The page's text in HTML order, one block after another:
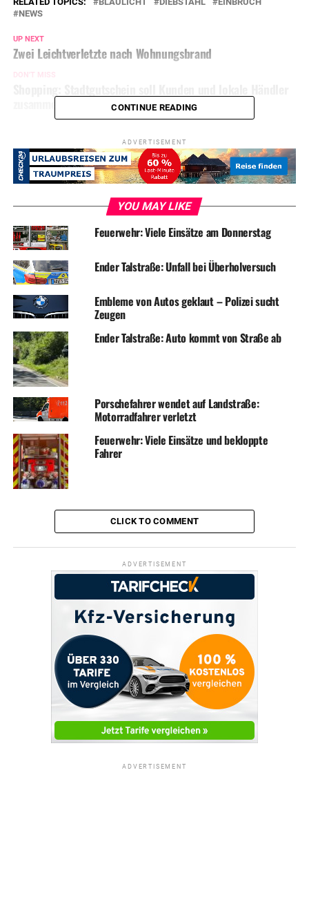
NEWS
UP NEXT
Zwei Leichtverletzte nach Wohnungsbrand
DON'T MISS
zusammenbringen
CONTINUE READING
ADVERTISEMENT
YOU MAY LIKE
Feuerwehr: Viele Einsätze am Donnerstag
Ender Talstraße: Unfall bei Überholversuch
Embleme von Autos geklaut – Polizei sucht
Zeugen
Ender Talstraße: Auto kommt von Straße ab
Porschefahrer wendet auf Landstraße:
Motorradfahrer verletzt
Feuerwehr: Viele Einsätze und bekloppte
Fahrer
CLICK TO COMMENT
ADVERTISEMENT
ADVERTISEMENT